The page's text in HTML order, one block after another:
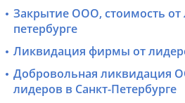
Закрытие ООО, стоимость от
петербурге
Ликвидация фирмы от
Добровольная ликвидация
лидеров в Санкт-Петербурге